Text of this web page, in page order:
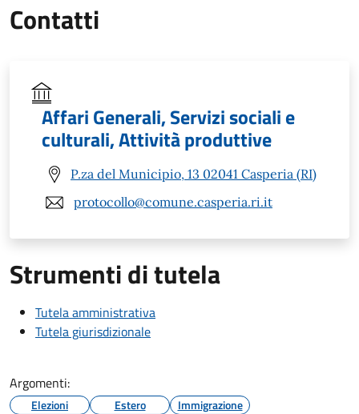
Contatti
Affari Generali, Servizi sociali e
culturali, Attività produttive
P.za del Municipio, 13 02041 Casperia (RI)
protocollo@comune.casperia.ri.it
Strumenti di tutela
Tutela amministrativa
Tutela giurisdizionale
Argomenti:
Elezioni Estero Immigrazione